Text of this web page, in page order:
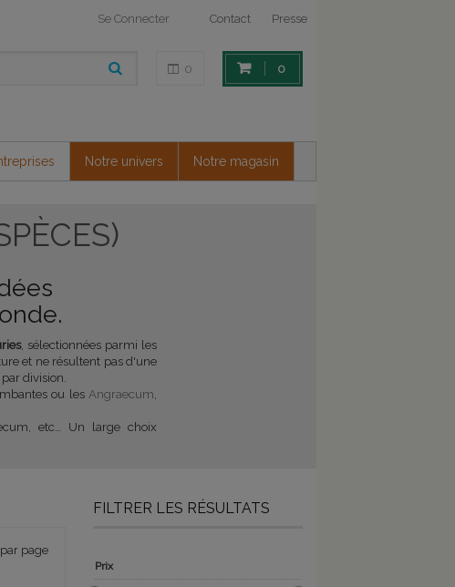
Contact Presse
Se Connecter
0
0
Notre univers Notre magasin
, sélectionnées parmi les
et ne résultent pas d'une
division.
ou les Angraecum
etc… Un large choix
par page
FILTRER LES RÉSULTATS
Prix